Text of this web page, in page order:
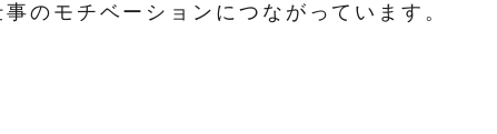
のモチベーションにつながっています。